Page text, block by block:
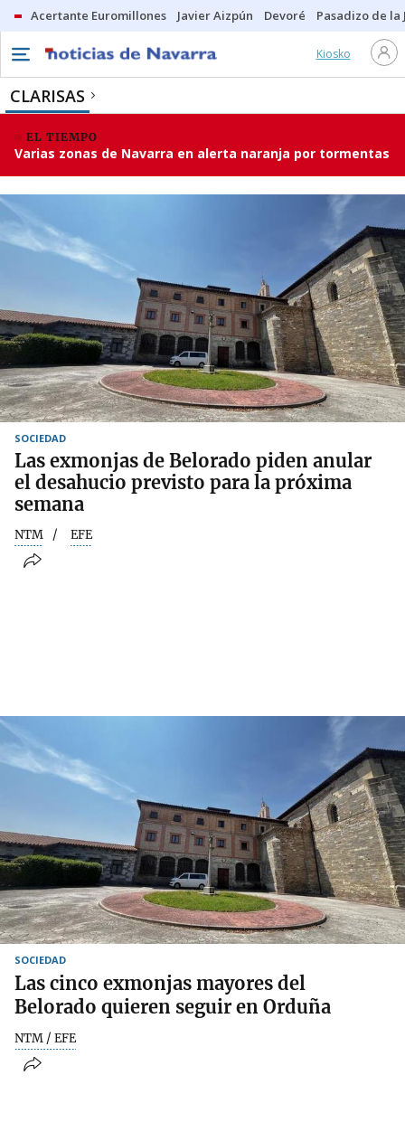
Acertante Euromillones Javier Aizpún Devoré Pasadizo de la
Kiosko
CLARISAS
EL TIEMPO
Varias zonas de Navarra en alerta naranja por tormentas
SOCIEDAD
Las exmonjas de Belorado piden anular
el desahucio previsto para la próxima
semana
NTM EFE
SOCIEDAD
Las cinco exmonjas mayores del
Belorado quieren seguir en Orduña
NTM / EFE